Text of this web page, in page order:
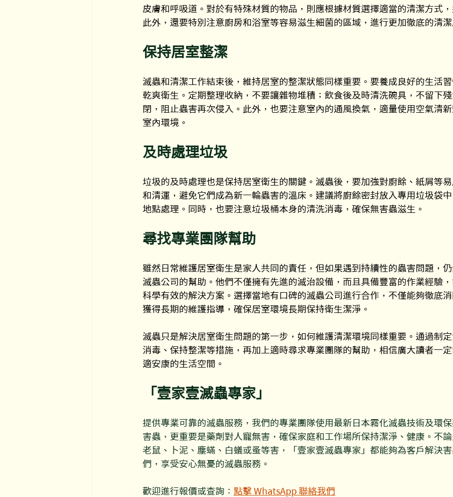
皮膚和呼吸道。對於有特殊材質的物品，則應根據材質選擇適當的清潔方式
此外，還要特別注意廚房和浴室等容易滋生細菌的區域，進行更加徹底的清
保持居室整潔
滅蟲和清潔工作結束後，維持居室的整潔狀態同樣重要。要養成良好的生活
乾爽衛生。定期整理收納，不要讓雜物堆積；飲食後及時清洗碗具，不留下
閉，阻止蟲害再次侵入。此外，也要注意室內的通風換氣，適量使用空氣清
室內環境。
及時處理垃圾
垃圾的及時處理也是保持居室衛生的關鍵。滅蟲後，要加強對廚餘、紙屑等
和清運，避免它們成為新一輪蟲害的溫床。建議將廚餘密封放入專用垃圾袋
地點處理。同時，也要注意垃圾桶本身的清洗消毒，確保無害蟲滋生。
尋找專業團隊幫助
雖然日常維護居室衛生是家人共同的責任，但如果遇到持續性的蟲害問題，
滅蟲公司的幫助。他們不僅擁有先進的滅治設備，而且具備豐富的作業經驗
科學有效的解決方案。選擇當地有口碑的滅蟲公司進行合作，不僅能夠徹底
獲得長期的維護指導，確保居室環境長期保持衛生潔淨。
滅蟲只是解決居室衛生問題的第一步，如何維護清潔環境同樣重要。通過制
消毒、保持整潔等措施，再加上適時尋求專業團隊的幫助，相信廣大讀者一
適安康的生活空間。
「壹家壹滅蟲專家」
提供專業可靠的滅蟲服務，我們的專業團隊使用最新日本霧化滅蟲技術及環
害蟲，更重要是藥劑對人寵無害，確保家庭和工作場所保持潔淨、健康。不
老鼠、卜泥、塵蟎、白蟻或蚤等害，「壹家壹滅蟲專家」都能夠為客戶解決
們，享受安心無憂的滅蟲服務。
歡迎進行報價或查詢： 點擊 WhatsApp 聯絡我們